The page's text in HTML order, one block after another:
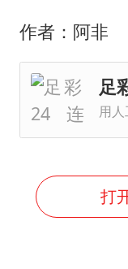
作者：阿非
足
用
打